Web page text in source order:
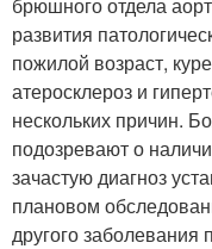
развития
пожилой возраст,
атеросклероз и
нескольких причин.
подозревают о
зачастую диагноз
плановом
другого